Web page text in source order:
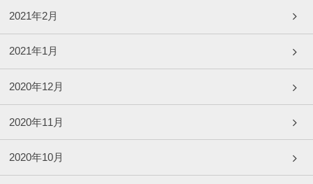
2021年2月
2021年1月
2020年12月
2020年11月
2020年10月